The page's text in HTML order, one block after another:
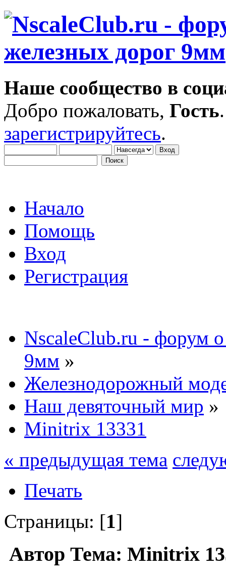
Наше сообщество в
Добро пожаловать, Гость
зарегистрируйтесь.
Начало
Помощь
Вход
Регистрация
NscaleClub.ru - форум
9мм »
Железнодорожный
Наш девяточный мир »
Minitrix 13331
« предыдущая тема
Печать
Страницы: [1]
Автор Тема: Minitrix